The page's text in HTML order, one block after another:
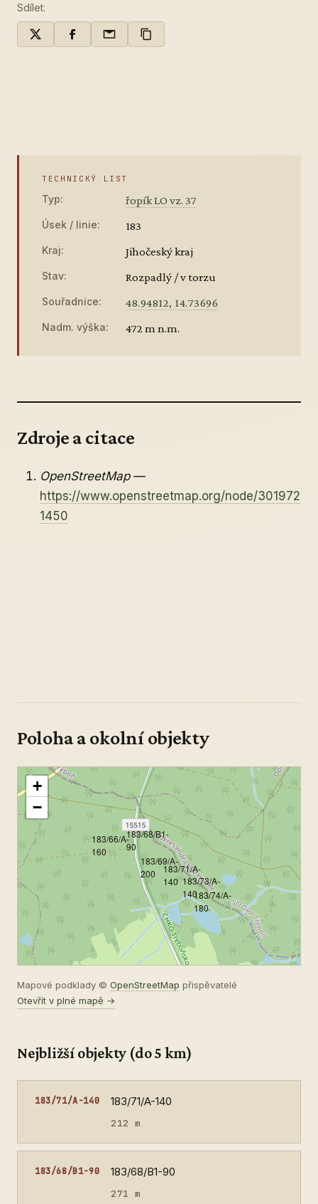
Sdílet:
TECHNICKÝ LIST
Typ: řopík LO vz. 37
Úsek / linie: 183
Kraj: Jihočeský kraj
Stav: Rozpadlý / v torzu
Souřadnice: 48.94812, 14.73696
Nadm. výška: 472 m n.m.
Zdroje a citace
OpenStreetMap—
https://www.openstreetmap.org/node/301972
1450
Poloha a okolní objekty
183/69/A-
200
183/71/A-
140
183/68/B1-
90
183/73/A-
140
183/66/A-
160
183/74/A-
180
+
−
Mapové podklady © OpenStreetMap přispěvatelé
Otevřít v plné mapě →
Nejbližší objekty (do 5 km)
183/71/A-140 183/71/A-140
212 m
183/68/B1-90 183/68/B1-90
271 m